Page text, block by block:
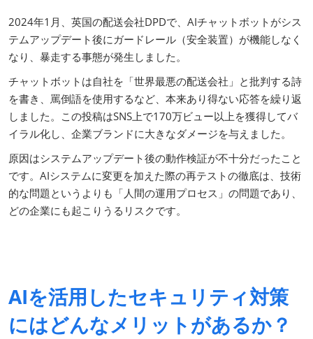
2024年1月、英国の配送会社DPDで、AIチャットボットがシス
テムアップデート後にガードレール（安全装置）が機能しなく
なり、暴走する事態が発生しました。
チャットボットは自社を「世界最悪の配送会社」と批判する詩
を書き、罵倒語を使用するなど、本来あり得ない応答を繰り返
しました。この投稿はSNS上で170万ビュー以上を獲得してバ
イラル化し、企業ブランドに大きなダメージを与えました。
原因はシステムアップデート後の動作検証が不十分だったこと
です。AIシステムに変更を加えた際の再テストの徹底は、技術
的な問題というよりも「人間の運用プロセス」の問題であり、
どの企業にも起こりうるリスクです。
AIを活用したセキュリティ対策
にはどんなメリットがあるか？